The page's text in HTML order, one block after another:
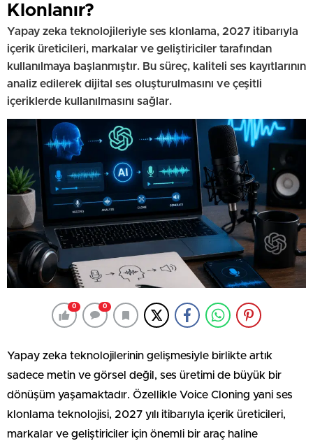
Klonlanır?
Yapay zeka teknolojileriyle ses klonlama, 2027 itibarıyla
içerik üreticileri, markalar ve geliştiriciler tarafından
kullanılmaya başlanmıştır. Bu süreç, kaliteli ses kayıtlarının
analiz edilerek dijital ses oluşturulmasını ve çeşitli
içeriklerde kullanılmasını sağlar.
0 0
Yapay zeka teknolojilerinin gelişmesiyle birlikte artık
sadece metin ve görsel değil, ses üretimi de büyük bir
dönüşüm yaşamaktadır. Özellikle Voice Cloning yani ses
klonlama teknolojisi, 2027 yılı itibarıyla içerik üreticileri,
markalar ve geliştiriciler için önemli bir araç haline